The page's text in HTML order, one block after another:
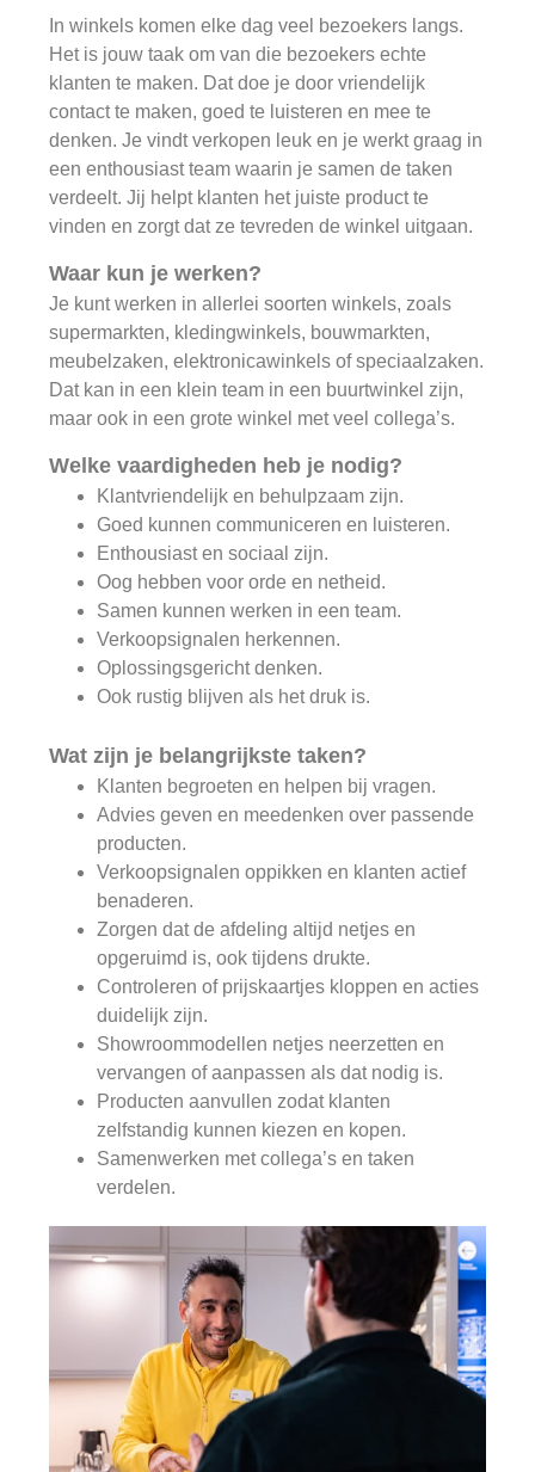
In winkels komen elke dag veel bezoekers langs.
Het is jouw taak om van die bezoekers echte
klanten te maken. Dat doe je door vriendelijk
contact te maken, goed te luisteren en mee te
denken. Je vindt verkopen leuk en je werkt graag in
een enthousiast team waarin je samen de taken
verdeelt. Jij helpt klanten het juiste product te
vinden en zorgt dat ze tevreden de winkel uitgaan.
Waar kun je werken?
Je kunt werken in allerlei soorten winkels, zoals
supermarkten, kledingwinkels, bouwmarkten,
meubelzaken, elektronicawinkels of speciaalzaken.
Dat kan in een klein team in een buurtwinkel zijn,
maar ook in een grote winkel met veel collega’s.
Welke vaardigheden heb je nodig?
Klantvriendelijk en behulpzaam zijn.
Goed kunnen communiceren en luisteren.
Enthousiast en sociaal zijn.
Oog hebben voor orde en netheid.
Samen kunnen werken in een team.
Verkoopsignalen herkennen.
Oplossingsgericht denken.
Ook rustig blijven als het druk is.
Wat zijn je belangrijkste taken?
Klanten begroeten en helpen bij vragen.
Advies geven en meedenken over passende
producten.
Verkoopsignalen oppikken en klanten actief
benaderen.
Zorgen dat de afdeling altijd netjes en
opgeruimd is, ook tijdens drukte.
Controleren of prijskaartjes kloppen en acties
duidelijk zijn.
Showroommodellen netjes neerzetten en
vervangen of aanpassen als dat nodig is.
Producten aanvullen zodat klanten
zelfstandig kunnen kiezen en kopen.
Samenwerken met collega’s en taken
verdelen.